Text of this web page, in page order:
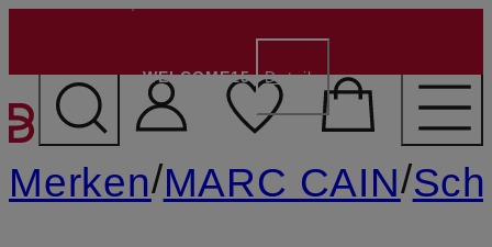
GA NAAR
WELCOME15 Details
Merken/MARC CAIN/